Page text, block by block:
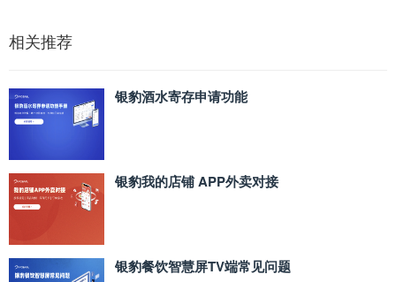
相关推荐
银豹酒水寄存申请功能
银豹我的店铺 APP外卖对接
银豹餐饮智慧屏TV端常见问题